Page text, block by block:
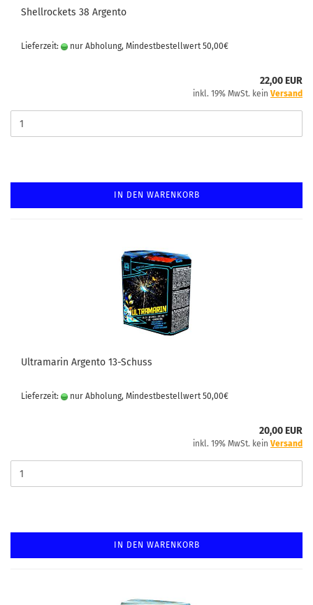
Shellrockets 38 Argento
Lieferzeit: nur Abholung, Mindestbestellwert 50,00€
22,00 EUR
inkl. 19% MwSt. kein Versand
IN DEN WARENKORB
Ultramarin Argento 13-Schuss
Lieferzeit: nur Abholung, Mindestbestellwert 50,00€
20,00 EUR
inkl. 19% MwSt. kein Versand
IN DEN WARENKORB